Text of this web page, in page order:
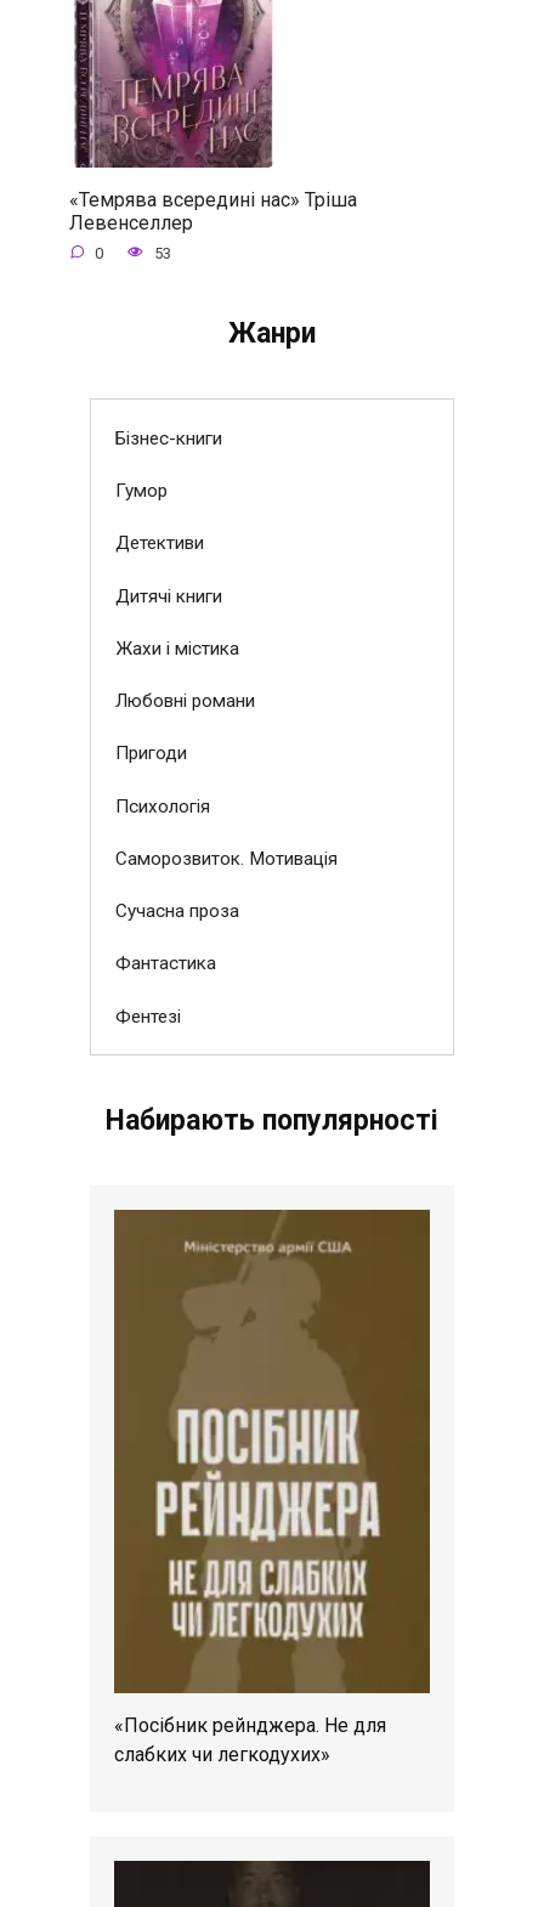
«Темрява всередині нас» Тріша
Левенселлер
0 53
Жанри
Бізнес-книги
Гумор
Детективи
Дитячі книги
Жахи і містика
Любовні романи
Пригоди
Психологія
Саморозвиток. Мотивація
Сучасна проза
Фантастика
Фентезі
Набирають популярності
«Посібник рейнджера. Не для
слабких чи легкодухих»